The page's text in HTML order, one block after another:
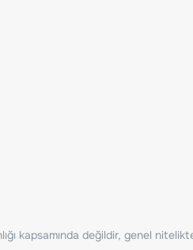
kapsamında değildir, genel